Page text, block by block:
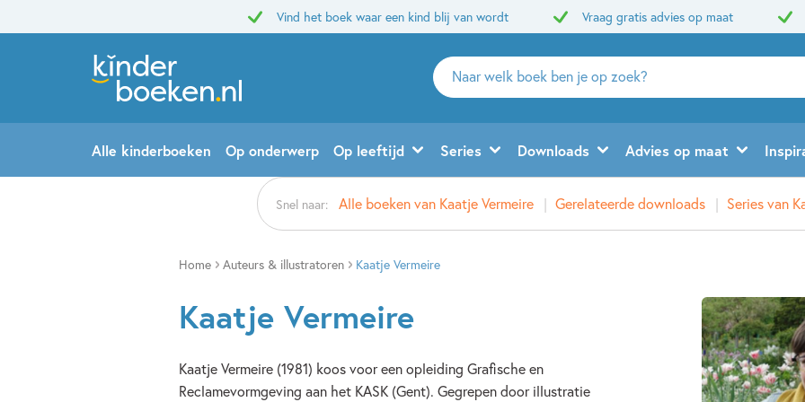
Vind het boek waar een kind blij van wordt Vraag gratis advies op maat
Zoeken
naar
en
uitgevers
Alle kinderboeken Op onderwerp Op leeftijd Series Downloads Advies op maat
Snel naar: Alle boeken van Kaatje Vermeire Gerelateerde downloads Series van
Home Auteurs & illustratoren Kaatje Vermeire
Kaatje Vermeire
Kaatje Vermeire (1981) koos voor een opleiding Grafische en
Reclamevormgeving aan het KASK (Gent). Gegrepen door illustratie